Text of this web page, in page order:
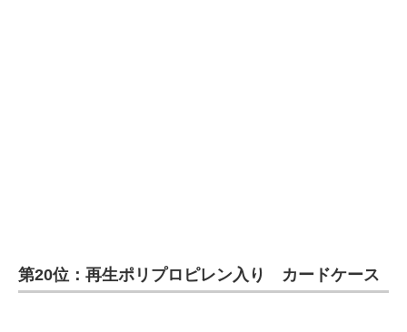
第20位：再生ポリプロピレン入り カードケース